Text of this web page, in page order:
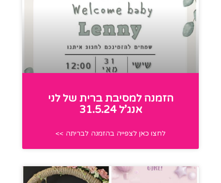
הזמנה למסיבת ברית של לני
אנג’ל 31.5.24
לחצו כאן לצפייה בהזמנה לבריתה >>